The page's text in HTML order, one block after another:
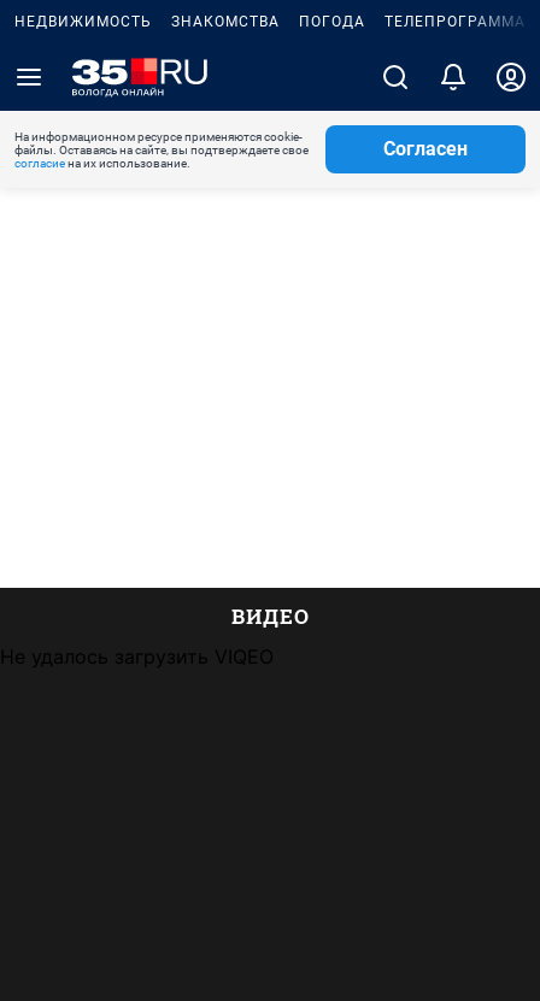
НЕДВИЖИМОСТЬ ЗНАКОМСТВА ПОГОДА ТЕЛЕПРОГРАММА
На информационном ресурсе применяются cookie-
файлы. Оставаясь на сайте, вы подтверждаете свое
согласиена их использование.
Согласен
ВИДЕО
Не удалось загрузить VIQEO